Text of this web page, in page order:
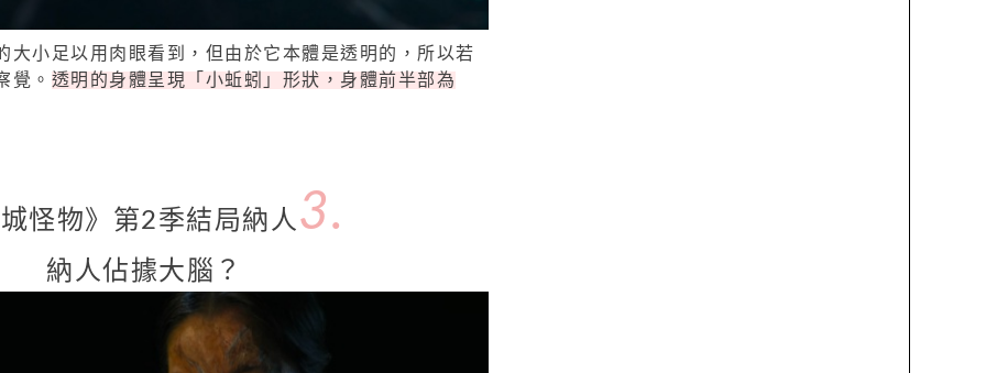
大小足以用肉眼看到，但由於它本體是透明的，所以若
覺。 透明的身體呈現「小蚯蚓」形狀，身體前半部為
怪物》第2季結局納人 3.
納人佔據大腦？